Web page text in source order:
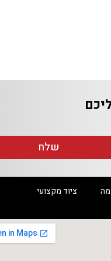
ציוד מקצועי